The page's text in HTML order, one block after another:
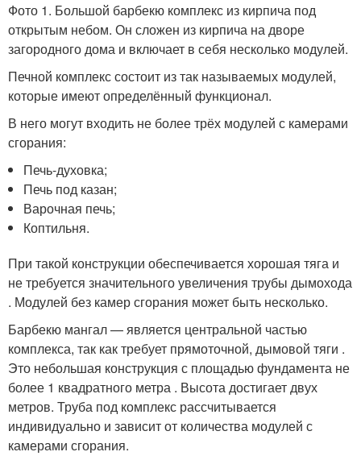
Фото 1. Большой барбекю комплекс из кирпича под
открытым небом. Он сложен из кирпича на дворе
загородного дома и включает в себя несколько модулей.
Печной комплекс состоит из так называемых модулей,
которые имеют определённый функционал.
В него могут входить не более трёх модулей с камерами
сгорания:
Печь-духовка;
Печь под казан;
Варочная печь;
Коптильня.
При такой конструкции обеспечивается хорошая тяга и
не требуется значительного увеличения трубы дымохода
. Модулей без камер сгорания может быть несколько.
Барбекю мангал — является центральной частью
комплекса, так как требует прямоточной, дымовой тяги .
Это небольшая конструкция с площадью фундамента не
более 1 квадратного метра . Высота достигает двух
метров. Труба под комплекс рассчитывается
индивидуально и зависит от количества модулей с
камерами сгорания.